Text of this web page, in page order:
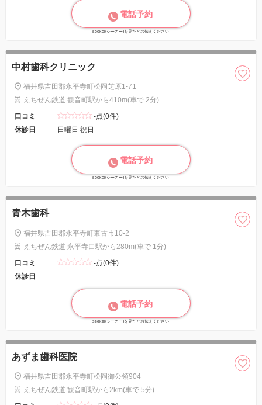
電話予約
seeker(シーカー)を見たとお伝えください
中村歯科クリニック
福井県吉田郡永平寺町松岡芝原1-71
えちぜん鉄道 観音町駅から410m(車で 2分)
口コミ
-点(0件)
休診日
日曜日 祝日
電話予約
seeker(シーカー)を見たとお伝えください
青木歯科
福井県吉田郡永平寺町東古市10-2
えちぜん鉄道 永平寺口駅から280m(車で 1分)
口コミ
-点(0件)
休診日
電話予約
seeker(シーカー)を見たとお伝えください
あずま歯科医院
福井県吉田郡永平寺町松岡御公領904
えちぜん鉄道 観音町駅から2km(車で 5分)